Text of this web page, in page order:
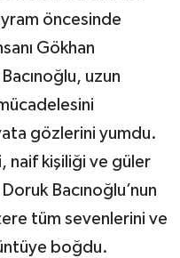
öncesinde
Gökhan
uzun
gözlerini yumdu.
naif kişiliği ve güler
Bacınoğlu’nun
tüm sevenlerini ve
boğdu.